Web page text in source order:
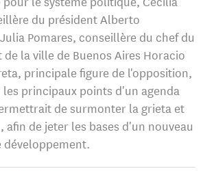
du président Alberto
Pomares, conseillère du chef du
la ville de Buenos Aires Horacio
principale figure de l'opposition,
principaux points d'un agenda
de surmonter la grieta et
afin de jeter les bases d'un nouveau
développement.